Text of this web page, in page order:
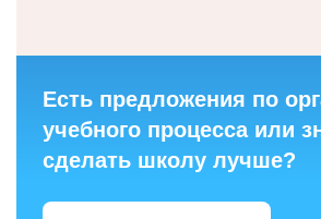
Есть предложения по
учебного процесса или
сделать школу лучше?